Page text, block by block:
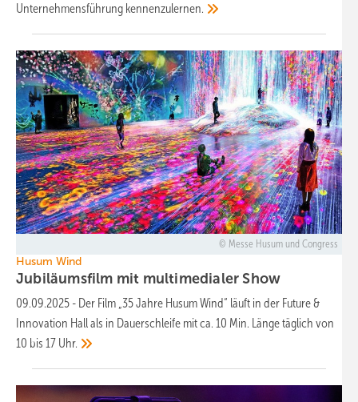
Unternehmensführung kennenzulernen.
Messe Husum und Congress
Husum Wind
Jubiläumsfilm mit multimedialerShow
09.09.2025 - Der Film „35 Jahre Husum Wind“ läuft in der Future &
Innovation Hall als in Dauerschleife mit ca. 10 Min. Länge täglich von
10 bis 17 Uhr.